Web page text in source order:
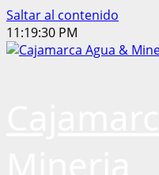
Saltar al contenido
11:19:31 PM